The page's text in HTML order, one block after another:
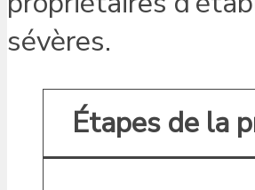
sévères.
Étapes de la